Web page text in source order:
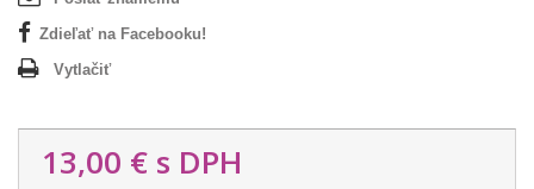
Zdieľať na Facebooku!
Vytlačiť
13,00 € s DPH